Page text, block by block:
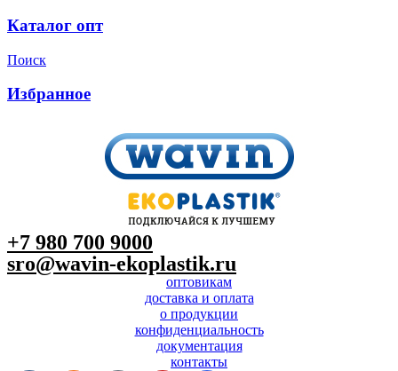
Каталог опт
Поиск
Избранное
+7 980 700 9000
sro@wavin-ekoplastik.ru
оптовикам
доставка и оплата
о продукции
конфиденциальность
документация
контакты